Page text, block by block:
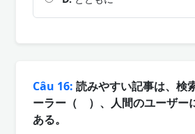
Câu 16: 読みやすい記事は、検
ーラー（ ）、人間のユーザー
ある。